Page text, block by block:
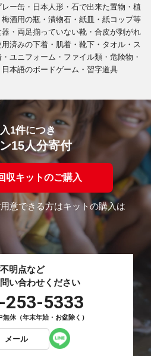
ー缶・日本人形・石で出来た置物・植
酒用の瓶・漬物石・紙皿・紙コップ等
・両足揃っていない靴・合皮が剥がれ
済みの下着・肌着・靴下・タオル・ス
ユニフォーム・ファイル類・危険物・
本語のボードゲーム・習字道具
1件につき
15人分寄付
収キットのご購入
意できる方はキットの購入は
明点など
い合わせください
253-5333
休（年末年始・お盆除く）
メール